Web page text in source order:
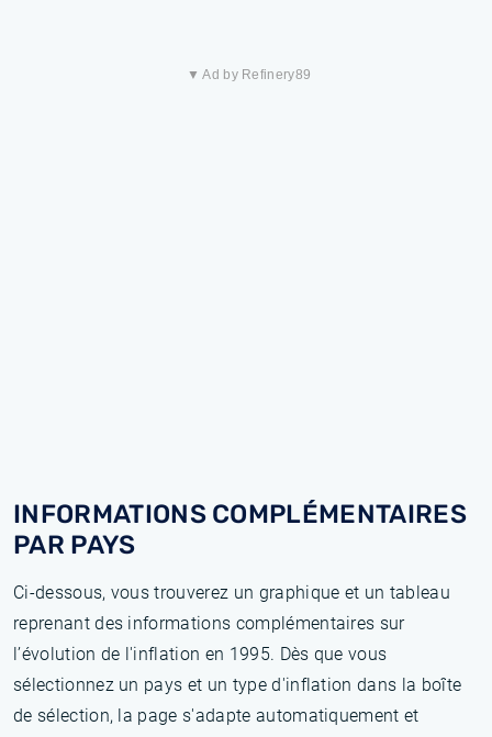
▼ Ad by Refinery89
INFORMATIONS COMPLÉMENTAIRES
PAR PAYS
Ci-dessous, vous trouverez un graphique et un tableau
reprenant des informations complémentaires sur
l’évolution de l'inflation en 1995. Dès que vous
sélectionnez un pays et un type d'inflation dans la boîte
de sélection, la page s'adapte automatiquement et